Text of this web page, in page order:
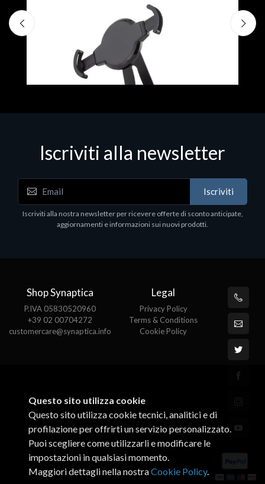
EPSON TABLET STAND, BLACK. Porta tablet
Epson, solido in metallo, orientabile in tre assi.
Adatto a tutti i tablet.
Iscriviti alla newsletter
Iscriviti
Iscriviti alla nostra newsletter per ricevere offerte di sconto anticipate,
aggiornamenti e informazioni sui nuovi prodotti.
Shop Synaptica
P.IVA 05830520960
+39 02 00704272
customercare@synaptica.info
Legal
Privacy Policy
Terms & Conditions
Cookie Policy
Questo sito utilizza cookie
Questo sito utilizza cookie tecnici, analitici e di
profilazione per offrirti un servizio personalizzato.
Puoi scegliere come utilizzarli e modificare le
impostazioni in qualsiasi momento.
Maggiori dettagli nella nostraCookie Policy.